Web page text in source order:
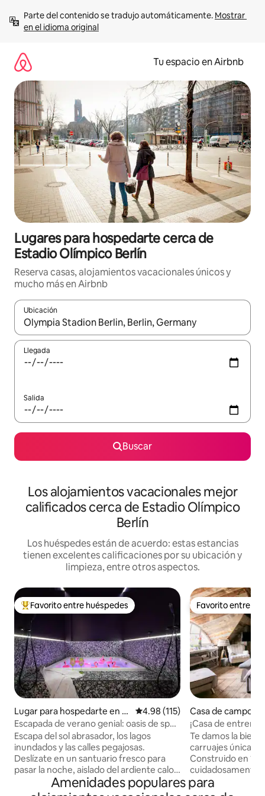
contenido
Parte del contenido se tradujo automáticamente. Mostrar
en el idioma original
Tu espacio en Airbnb
Lugares para hospedarte cerca de
Estadio Olímpico Berlín
Reserva casas, alojamientos vacacionales únicos y
mucho más en Airbnb
Ubicación
Cuando los resultados estén disponibles, podrás navegar
Llegada
Salida
Buscar
Los alojamientos vacacionales mejor
calificados cerca de Estadio Olímpico
Berlín
Los huéspedes están de acuerdo: estas estancias
tienen excelentes calificaciones por su ubicación y
limpieza, entre otros aspectos.
De los mejores en Favorito entre huéspedes
Favorito entre huéspedes
Lugar para hospedarte en B
erlín
Calificación promedio: 4.98 de
4.98 (115)
Escapada de verano genial: oasis de spa
privado en Kreuzberg
Escapa del sol abrasador, los lagos
inundados y las calles pegajosas.
Deslízate en un santuario fresco para
pasar la noche, aislado del ardiente calor
del verano. Sumérgete en las frescas y
burbujeantes aguas de tu jacuzzi privado
Favorito entre
Favorito entre
Casa de campo
¡Casa de
al puente de los
Te damos la
carruajes única
Construido en
cuidadosamente
convertido con
calidad. Este
Amenidades populares para